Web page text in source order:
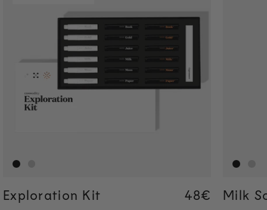
Exploration Kit Regular
48€
Regular
48€ Milk